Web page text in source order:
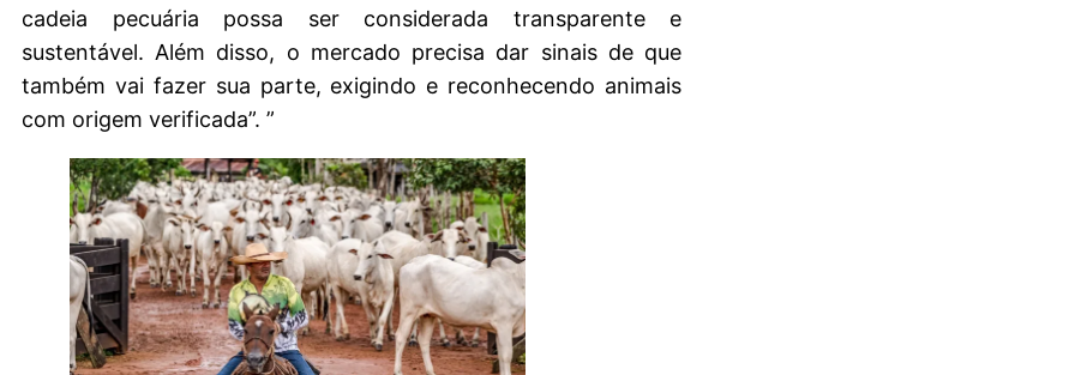
cadeia pecuária possa ser considerada transparente e
sustentável. Além disso, o mercado precisa dar sinais de que
também vai fazer sua parte, exigindo e reconhecendo animais
com origem verificada”. ”